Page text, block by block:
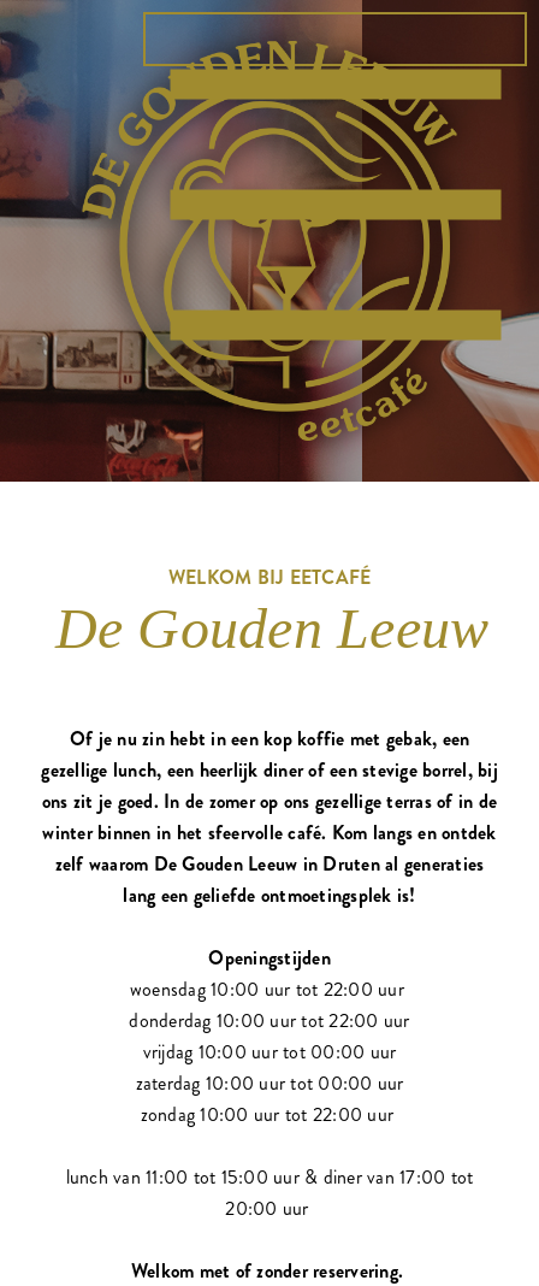
WELKOM BIJ EETCAFÉ
De Gouden Leeuw
Of je nu zin hebt in een kop koffie met gebak, een
gezellige lunch, een heerlijk diner of een stevige borrel, bij
ons zit je goed. In de zomer op ons gezellige terras of in de
winter binnen in het sfeervolle café. Kom langs en ontdek
zelf waarom De Gouden Leeuw in Druten al generaties
lang een geliefde ontmoetingsplek is!
Openingstijden
woensdag 10:00 uur tot 22:00 uur
donderdag 10:00 uur tot 22:00 uur
vrijdag 10:00 uur tot 00:00 uur
zaterdag 10:00 uur tot 00:00 uur
zondag 10:00 uur tot 22:00 uur
lunch van 11:00 tot 15:00 uur & diner van 17:00 tot
20:00 uur
Welkom met of zonder reservering.